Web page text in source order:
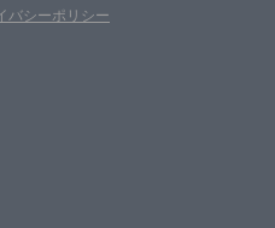
バシーポリシー